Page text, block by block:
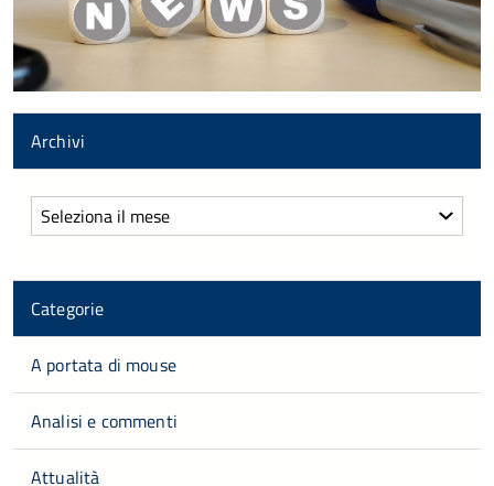
Archivi
Archivi
Categorie
A portata di mouse
Analisi e commenti
Attualità